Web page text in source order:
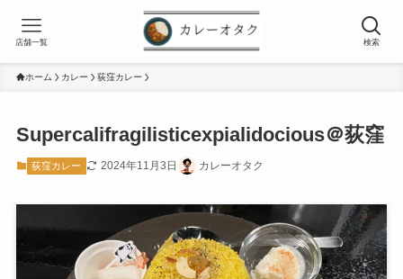
検索
店舗一覧
ホーム カレー 荻窪カレー
Supercalifragilisticexpialidocious＠荻窪
荻窪カレー 2024年11月3日 カレーオタク